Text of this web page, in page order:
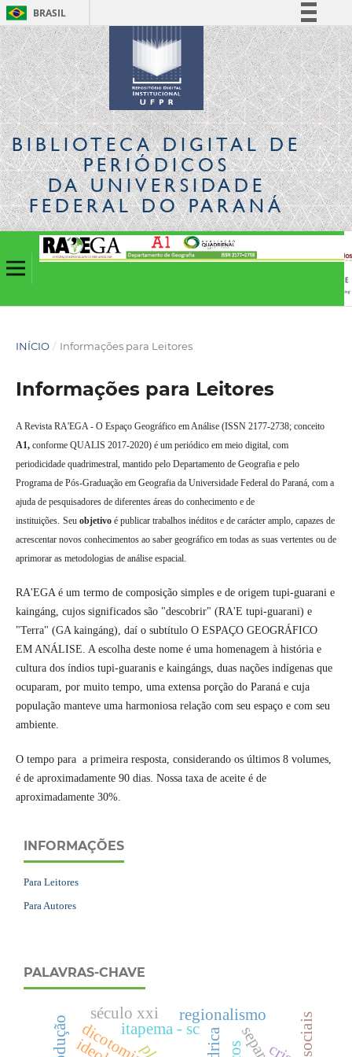
BRASIL
Simplifique!
Comunica BR
Participe
Acesso à informação
Legislação
Canais
BIBLIOTECA DIGITALDE
PERIÓDICOS
DA UNIVERSIDADE
FEDERAL DO PARANÁ
INÍCIO / Informações para Leitores
Informações para Leitores
A Revista RA'EGA - O Espaço Geográfico em Análise (ISSN 2177-2738; conceito
A1,conforme QUALIS 2017-2020) é um periódico em meio digital, com
periodicidade quadrimestral, mantido pelo Departamento de Geografia e pelo
Programa de Pós-Graduação em Geografia da Universidade Federal do Paraná, com a
ajuda de pesquisadores de diferentes áreas do conhecimento e de
instituições. Seuobjetivoé publicar trabalhos inéditos e de carácter amplo, capazes de
acrescentar novos conhecimentos ao saber geográfico em todas as suas vertentes ou de
aprimorar as metodologias de análise espacial.
RA'EGA é um termo de composição simples e de origem tupi-guarani e
kaingáng, cujos significados são "descobrir" (RA'E tupi-guarani) e
"Terra" (GA kaingáng), daí o subtítulo O ESPAÇO GEOGRÁFICO
EM ANÁLISE. A escolha deste nome é uma homenagem à história e
cultura dos índios tupi-guaranis e kaingángs, duas nações indígenas que
ocuparam, por muito tempo, uma extensa porção do Paraná e cuja
população manteve uma harmoniosa relação com seu espaço e com seu
ambiente.
O tempo para a primeira resposta, considerando os últimos 8 volumes,
é de aproximadamente 90 dias. Nossa taxa de aceite é de
aproximadamente 30%.
INFORMAÇÕES
Para Leitores
Para Autores
PALAVRAS-CHAVE
regionalismo
itapema - sc
dicotomia
século xxi